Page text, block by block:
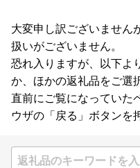
大変申し訳ございません
扱いがございません。
恐れ入りますが、以下よ
か、ほかの返礼品をご選
直前にご覧になっていた
ウザの「戻る」ボタンを